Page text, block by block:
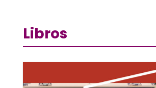
Libros